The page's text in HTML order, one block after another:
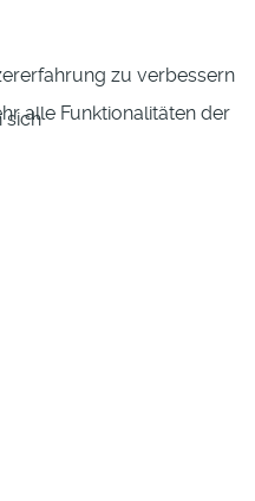
sich
zu verbessern
alle Funktionalitäten der